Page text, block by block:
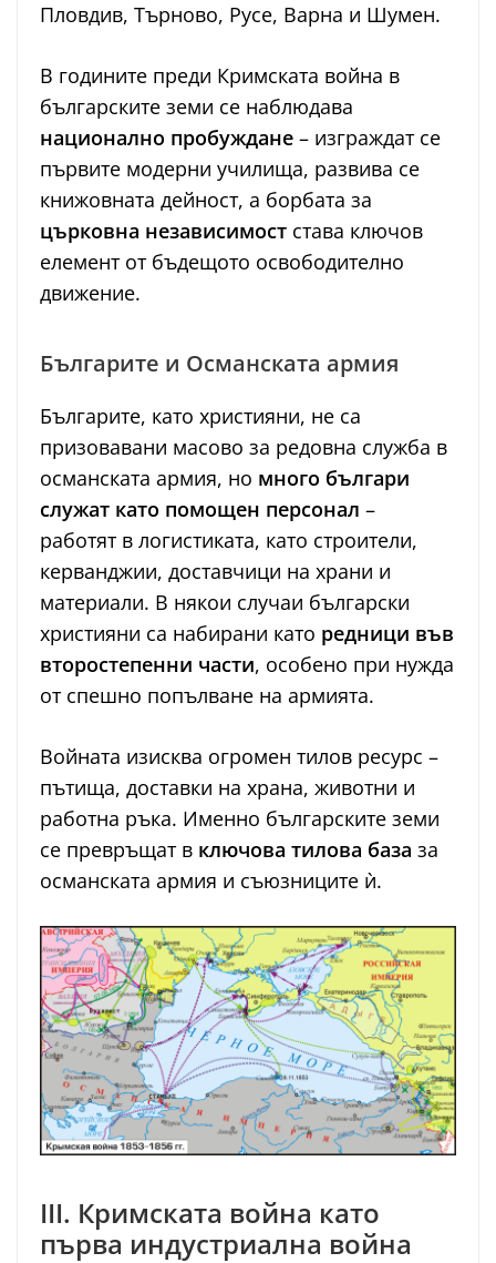
Пловдив, Търново, Русе, Варна и Шумен.
В годините преди Кримската война в
българските земи се наблюдава
национално пробуждане – изграждат се
първите модерни училища, развива се
книжовната дейност, а борбата за
църковна независимост става ключов
елемент от бъдещото освободително
движение.
Българите и Османската армия
Българите, като християни, не са
призовавани масово за редовна служба в
османската армия, но много българи
служат като помощен персонал –
работят в логистиката, като строители,
керванджии, доставчици на храни и
материали. В някои случаи български
християни са набирани като редници във
второстепенни части, особено при нужда
от спешно попълване на армията.
Войната изисква огромен тилов ресурс –
пътища, доставки на храна, животни и
работна ръка. Именно българските земи
се превръщат в ключова тилова база за
османската армия и съюзниците ѝ.
III. Кримската война като
първа индустриална война